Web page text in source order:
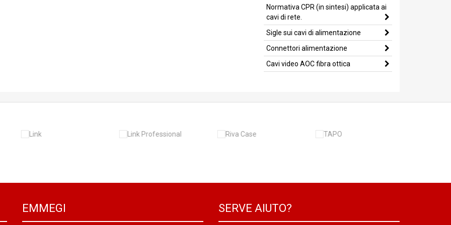
Normativa CPR (in sintesi) applicata ai
cavi di rete.
Sigle sui cavi di alimentazione
Connettori alimentazione
Cavi video AOC fibra ottica
EMMEGI SERVE AIUTO?